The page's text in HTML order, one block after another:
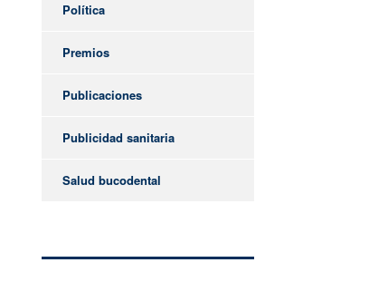
Política
Premios
Publicaciones
Publicidad sanitaria
Salud bucodental